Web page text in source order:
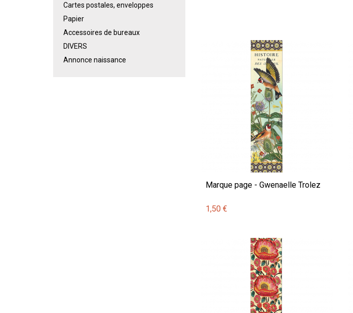
Cartes postales, enveloppes
Papier
Accessoires de bureaux
DIVERS
Annonce naissance
Marque page - Gwenaelle Trolez
1,50 €